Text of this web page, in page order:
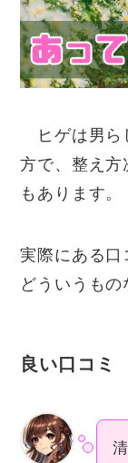
ヒゲは男ら
方で、整え方
もあります。
実際にある口
どういうもの
良い口コミ